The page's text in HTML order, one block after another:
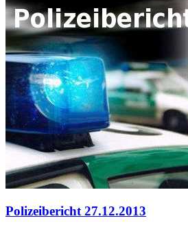
Polizeibericht 27.12.2013